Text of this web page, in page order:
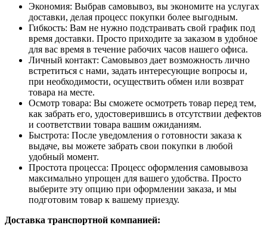
Экономия: Выбрав самовывоз, вы экономите на услугах
доставки, делая процесс покупки более выгодным.
Гибкость: Вам не нужно подстраивать свой график под
время доставки. Просто приходите за заказом в удобное
для вас время в течение рабочих часов нашего офиса.
Личный контакт: Самовывоз дает возможность лично
встретиться с нами, задать интересующие вопросы и,
при необходимости, осуществить обмен или возврат
товара на месте.
Осмотр товара: Вы сможете осмотреть товар перед тем,
как забрать его, удостоверившись в отсутствии дефектов
и соответствии товара вашим ожиданиям.
Быстрота: После уведомления о готовности заказа к
выдаче, вы можете забрать свои покупки в любой
удобный момент.
Простота процесса: Процесс оформления самовывоза
максимально упрощен для вашего удобства. Просто
выберите эту опцию при оформлении заказа, и мы
подготовим товар к вашему приезду.
Доставка транспортной компанией: